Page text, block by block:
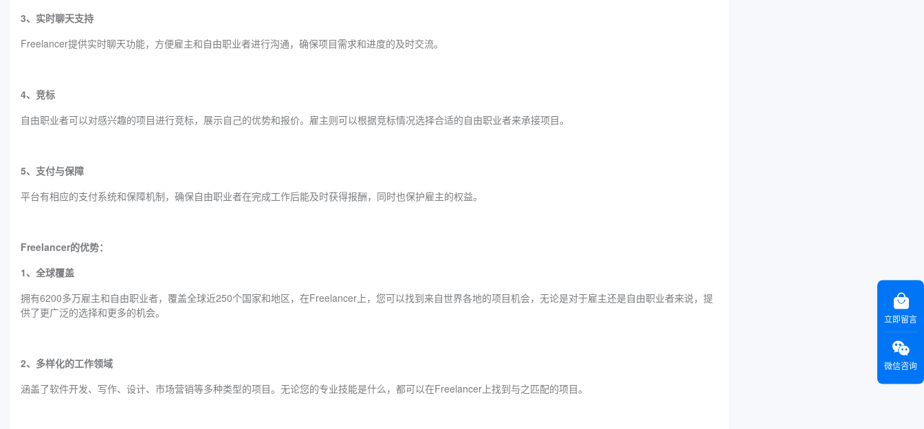
3、实时聊天支持
Freelancer提供实时聊天功能，方便雇主和自由职业者进行沟通，确保项目需求和进度的及时交流。
4、竞标
自由职业者可以对感兴趣的项目进行竞标，展示自己的优势和报价。雇主则可以根据竞标情况选择合适的自由职业者来承接项目。
5、支付与保障
平台有相应的支付系统和保障机制，确保自由职业者在完成工作后能及时获得报酬，同时也保护雇主的权益。
Freelancer的优势：
1、全球覆盖
拥有6200多万雇主和自由职业者，覆盖全球近250个国家和地区，在Freelancer上，您可以找到来自世界各地的项目机会，无论是对于雇主还是自由职业者来说，提
供了更广泛的选择和更多的机会。
2、多样化的工作领域
涵盖了软件开发、写作、设计、市场营销等多种类型的项目。无论您的专业技能是什么，都可以在Freelancer上找到与之匹配的项目。
立即留言
微信咨询